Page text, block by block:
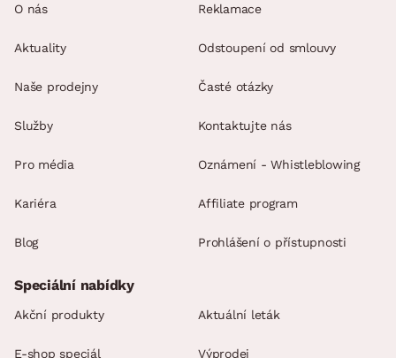
O nás
Aktuality
Naše prodejny
Služby
Pro média
Kariéra
Blog
Reklamace
Odstoupení od smlouvy
Časté otázky
Kontaktujte nás
Oznámení - Whistleblowing
Affiliate program
Prohlášení o přístupnosti
Speciální nabídky
Akční produkty Aktuální leták
E-shop speciál Výprodej